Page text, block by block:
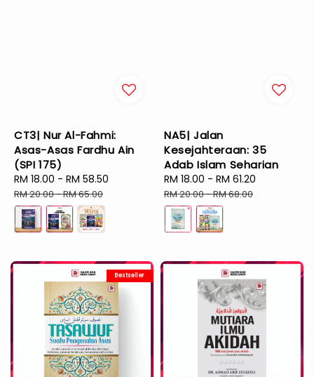
CT3| Nur Al-Fahmi:
Asas-Asas Fardhu Ain
(SPI 175)
Sale
price
RM 18.00 - RM 58.50
RM 20.00-RM 65.00
NA5| Jalan
Kesejahteraan: 35
Adab Islam Seharian
Sale
price
RM 18.00 - RM 61.20
RM 20.00-RM 68.00
Bestseller